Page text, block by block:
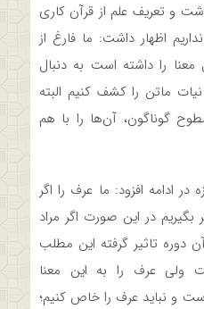
و تعریف علم از قرآن کاری
اظهار داشت: ما فارغ از
معنا را داشته است به دنبال
ماتن را کشف کنیم البته
گوناگون، آن‌ها را با هم
ادامه افزود: ما عرف را اگر
در این صورت اگر مراد
دوره تاثیر گرفته این مطلب
ولی عرف را به این معنا
و نباید عرف را خاص کنیم؛